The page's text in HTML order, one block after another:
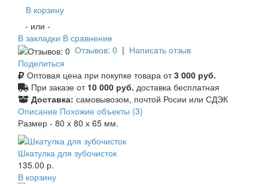
В корзину
- или -
В закладки В сравнение
Отзывов: 0 | Написать отзыв
Поделиться
Оптовая цена при покупке товара от3 000 руб.
При заказе от 10 000 руб. доставка бесплатная
Доставка: самовывозом, почтой Росии или СДЭК
Описание Похожие объекты (3)
Размер - 80 х 80 х 65 мм.
Шкатулка для зубочисток
135.00 р.
В корзину